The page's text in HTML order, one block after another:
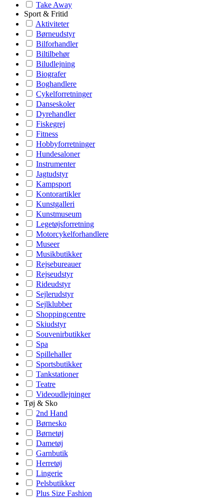
Take Away
Sport & Fritid
Aktiviteter
Børneudstyr
Bilforhandler
Biltilbehør
Biludlejning
Biografer
Boghandlere
Cykelforretninger
Danseskoler
Dyrehandler
Fiskegrej
Fitness
Hobbyforretninger
Hundesaloner
Instrumenter
Jagtudstyr
Kampsport
Kontorartikler
Kunstgalleri
Kunstmuseum
Legetøjsforretning
Motorcykelforhandlere
Museer
Musikbutikker
Rejsebureauer
Rejseudstyr
Rideudstyr
Sejlerudstyr
Sejlklubber
Shoppingcentre
Skiudstyr
Souvenirbutikker
Spa
Spillehaller
Sportsbutikker
Tankstationer
Teatre
Videoudlejninger
Tøj & Sko
2nd Hand
Børnesko
Børnetøj
Dametøj
Garnbutik
Herretøj
Lingerie
Pelsbutikker
Plus Size Fashion